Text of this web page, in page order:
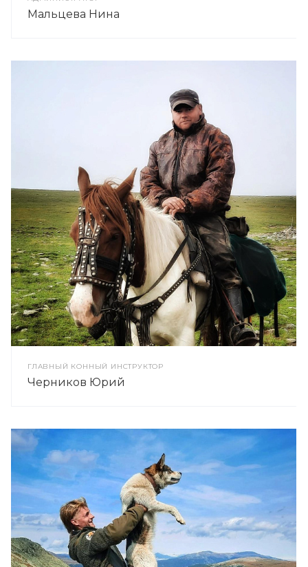
Мальцева Нина
ГЛАВНЫЙ КОННЫЙ ИНСТРУКТОР
Черников Юрий